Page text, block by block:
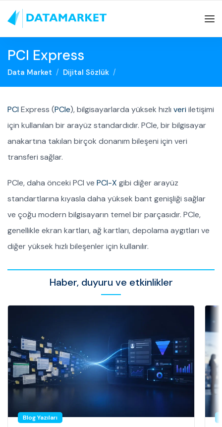
PCI Express
Data Market Dijital Sözlük
PCIExpress (PCIe), bilgisayarlarda yüksek hızlı veriiletişimi
için kullanılan bir arayüz standardıdır. PCIe, bir bilgisayar
anakartına takılan birçok donanım bileşeni için veri
transferi sağlar.
PCIe, daha önceki PCI ve PCI-X gibi diğer arayüz
standartlarına kıyasla daha yüksek bant genişliği sağlar
ve çoğu modern bilgisayarın temel bir parçasıdır. PCIe,
genellikle ekran kartları, ağ kartları, depolama aygıtları ve
diğer yüksek hızlı bileşenler için kullanılır.
Haber, duyuru ve etkinlikler
Blog Yazıları